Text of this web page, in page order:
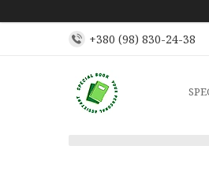
+380 (98) 830-24-38